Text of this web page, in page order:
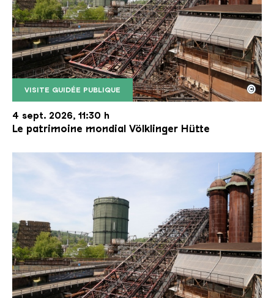
VISITE GUIDÉE PUBLIQUE
Le monte-charge incliné de la Völklinger Hütte
Copyright: Weltkulturerbe Völklinger Hütte | Karl
©
4 sept. 2026, 11:30 h
Le patrimoine mondial Völklinger Hütte